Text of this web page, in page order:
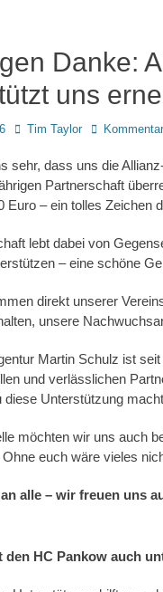
Danke:
uns
AutorTim Taylor
sehr, dass uns die
Partnerschaft
Euro – ein tolles Zeichen
lebt dabei von
– eine schöne
direkt unserer
unsere
Martin Schulz ist
und verlässlichen
diese Unterstützung
möchten wir uns auch
euch wäre vieles
alle – wir freuen uns
den HC Pankow auch